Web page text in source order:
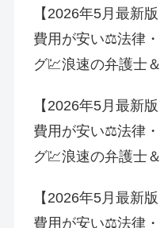
【2026年5月最新
費用が安い⚖法律
グ💹浪速の弁護士
【2026年5月最新
費用が安い⚖法律
グ💹浪速の弁護士
【2026年5月最新
費用が安い⚖法律